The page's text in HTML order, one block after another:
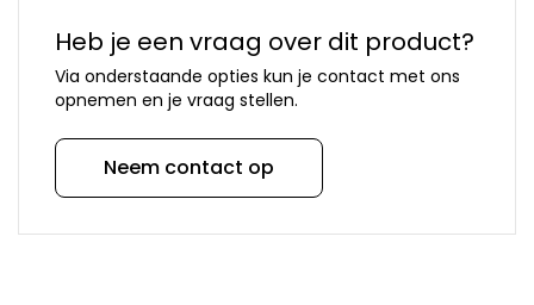
onderdelen
onderdelen
onderdelen
onderdelen
onderdelen
4 week(en)
€ 13,50
Dornbracht 09303004990
Heb je een vraag over dit product?
Via onderstaande opties kun je contact met ons
opnemen en je vraag stellen.
Neem contact op